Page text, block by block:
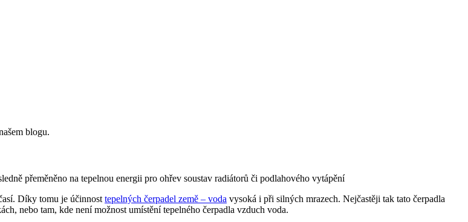
blogu.
přeměněno na tepelnou energii pro ohřev soustav radiátorů či podlahového vytápění
Díky tomu je účinnost tepelných čerpadel země – voda vysoká i při silných mrazech. Nejčastěji tak tato čerpadla
nebo tam, kde není možnost umístění tepelného čerpadla vzduch voda.